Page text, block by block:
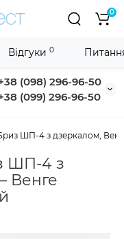
(098) 296-96-50
(099) 296-96-50
0
ШП-4 з дзеркалом,
ШП-4 з
Венге
Відгуки 0